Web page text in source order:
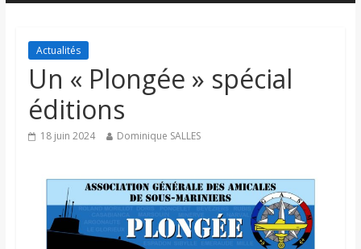
Actualités
Un « Plongée » spécial
éditions
18 juin 2024 Dominique SALLES